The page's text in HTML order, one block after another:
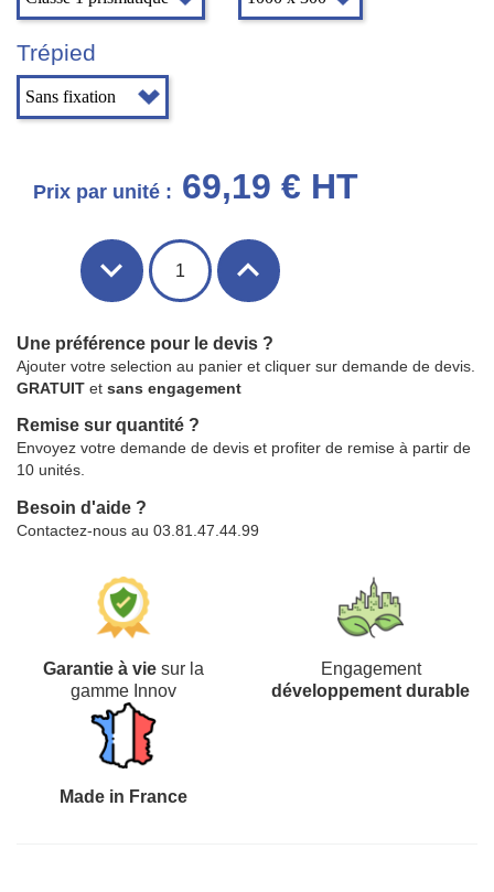
Trépied
Prix par unité : 69,19 € HT
Une préférence pour le devis ?
Ajouter votre selection au panier et cliquer sur demande de devis.
GRATUIT et sans engagement
Remise sur quantité ?
Envoyez votre demande de devis et profiter de remise à partir de
10 unités.
Besoin d'aide ?
Contactez-nous au 03.81.47.44.99
Garantie à vie sur la
gamme Innov
Engagement
développement durable
Made in France